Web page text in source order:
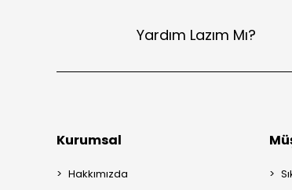
Yardım Lazım Mı?
Kurumsal
Hakkımızda